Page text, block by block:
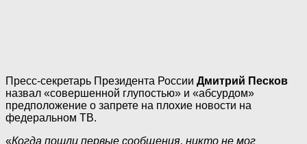
Пресс-секретарь Президента России Дмитрий Песков
назвал «совершенной глупостью» и «абсурдом»
предположение о запрете на плохие новости на
федеральном ТВ.
«Когда пошли первые сообщения, никто не мог